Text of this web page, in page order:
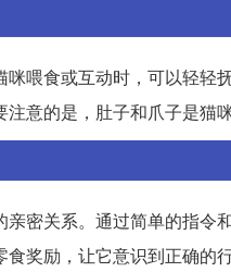
喂食或互动时，可以轻
意的是，肚子和爪子是猫
密关系。通过简单的指令
奖励，让它意识到正确的